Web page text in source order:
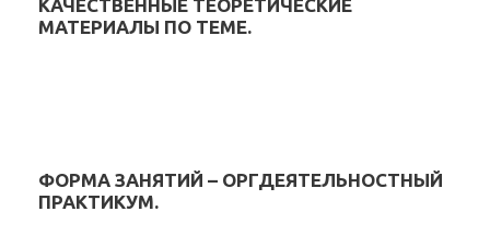
КАЧЕСТВЕННЫЕ ТЕОРЕТИЧЕСКИЕ
МАТЕРИАЛЫ ПО ТЕМЕ.
ФОРМА ЗАНЯТИЙ – ОРГДЕЯТЕЛЬНОСТНЫЙ
ПРАКТИКУМ.